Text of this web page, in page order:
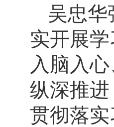
吴忠华
实开展
入脑入
纵深推
贯彻落